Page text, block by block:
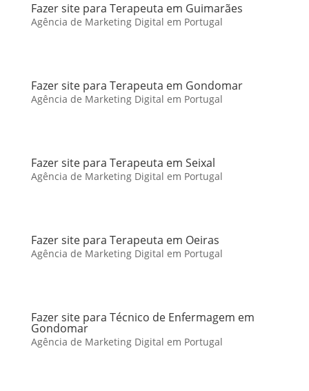
Fazer site para Terapeuta em Guimarães
Agência de Marketing Digital em Portugal
Fazer site para Terapeuta em Gondomar
Agência de Marketing Digital em Portugal
Fazer site para Terapeuta em Seixal
Agência de Marketing Digital em Portugal
Fazer site para Terapeuta em Oeiras
Agência de Marketing Digital em Portugal
Fazer site para Técnico de Enfermagem em
Gondomar
Agência de Marketing Digital em Portugal